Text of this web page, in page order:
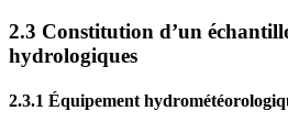
2.3 Constitution d’un
hydrologiques
2.3.1 Équipement